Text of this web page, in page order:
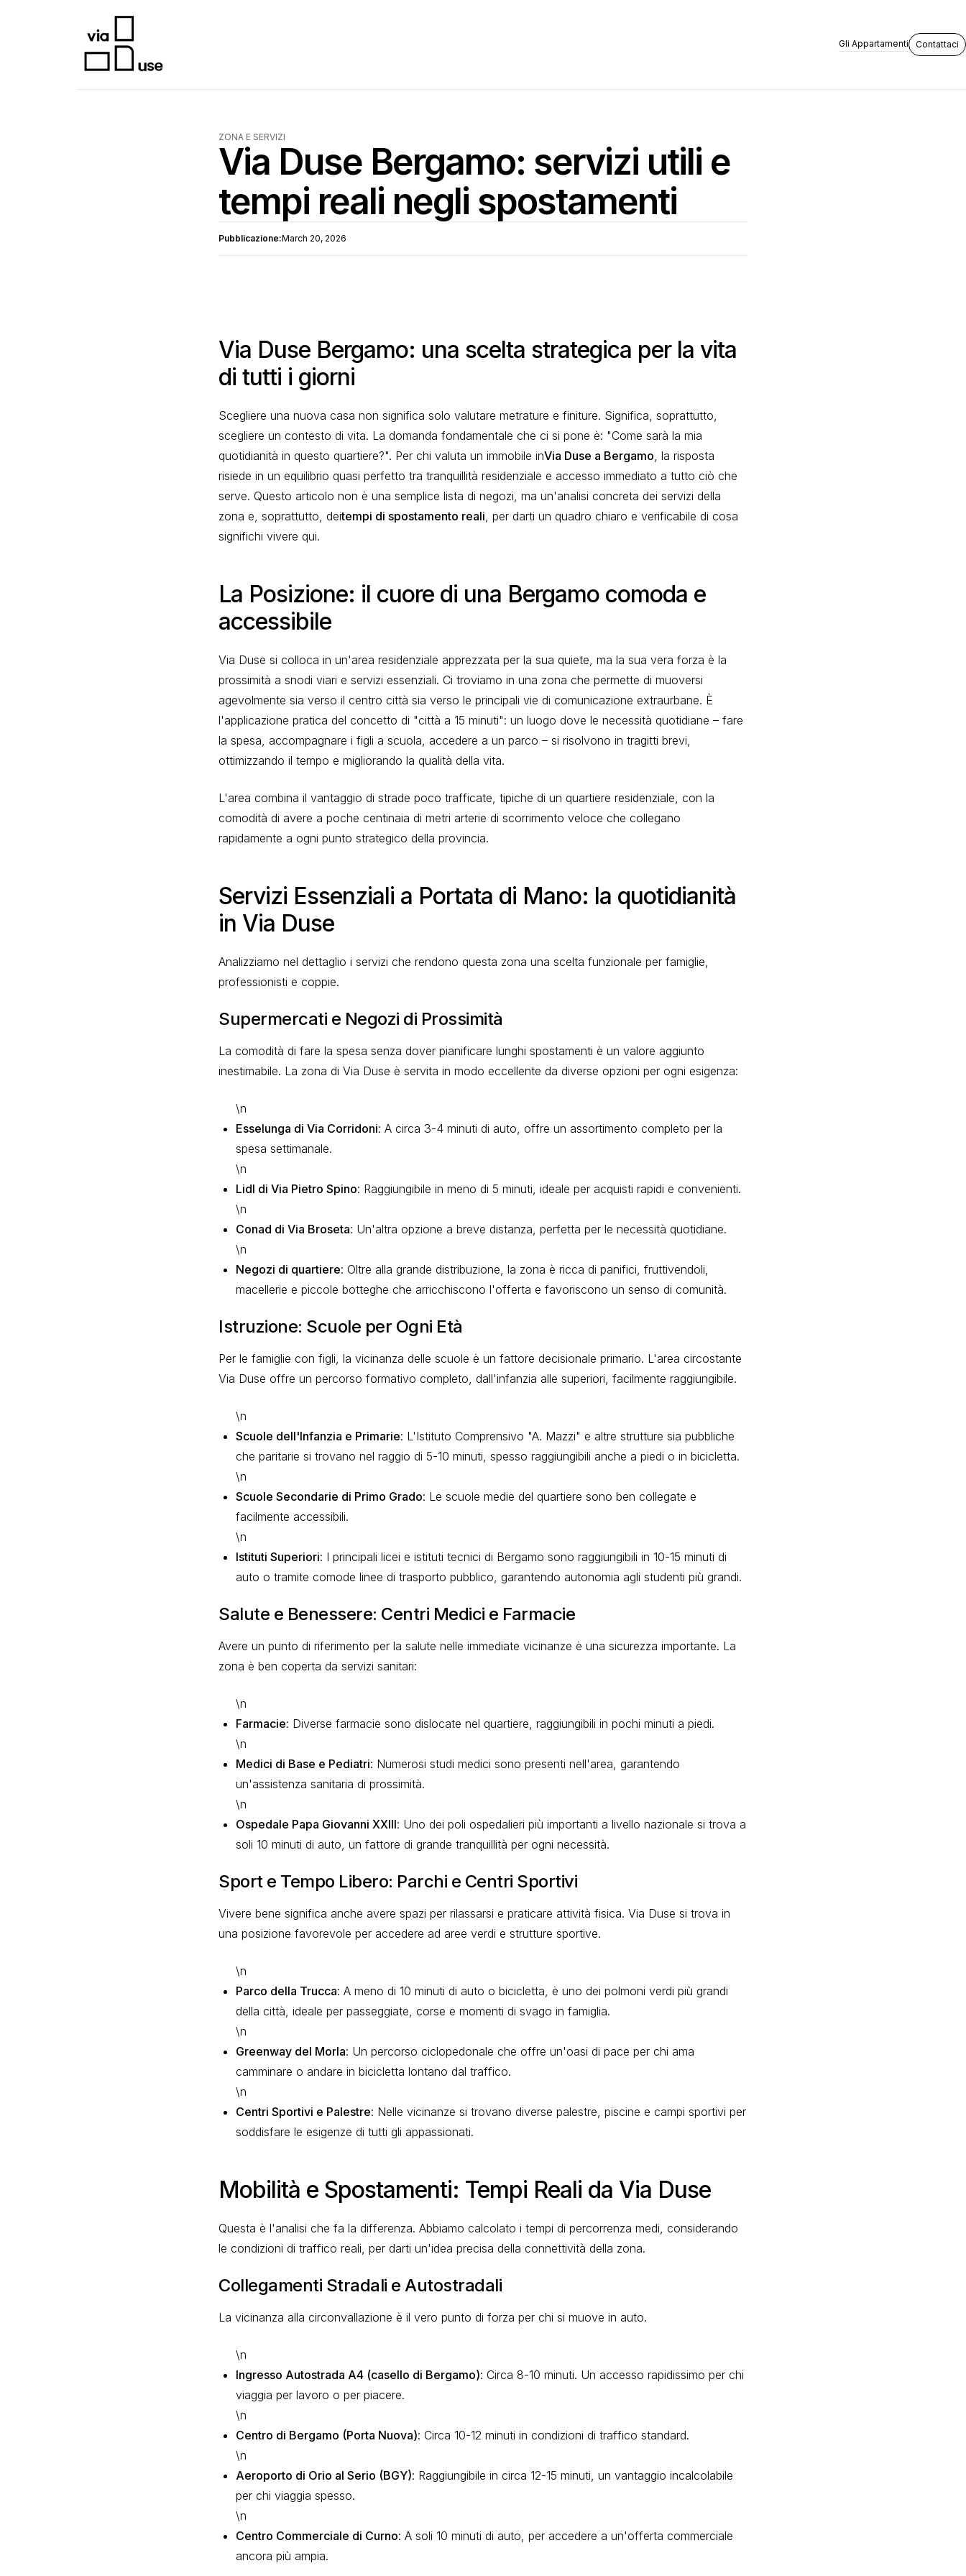
Gli Appartamenti Contattaci
ZONA E SERVIZI
Via Duse Bergamo: servizi utili e
tempi reali negli spostamenti
Pubblicazione:March 20, 2026
Via Duse Bergamo: una scelta strategica per la vita
di tutti i giorni
Scegliere una nuova casa non significa solo valutare metrature e finiture. Significa, soprattutto,
scegliere un contesto di vita. La domanda fondamentale che ci si pone è: "Come sarà la mia
quotidianità in questo quartiere?". Per chi valuta un immobile inVia Duse a Bergamo, la risposta
risiede in un equilibrio quasi perfetto tra tranquillità residenziale e accesso immediato a tutto ciò che
serve. Questo articolo non è una semplice lista di negozi, ma un'analisi concreta dei servizi della
zona e, soprattutto, deitempi di spostamento reali, per darti un quadro chiaro e verificabile di cosa
significhi vivere qui.
La Posizione: il cuore di una Bergamo comoda e
accessibile
Via Duse si colloca in un'area residenziale apprezzata per la sua quiete, ma la sua vera forza è la
prossimità a snodi viari e servizi essenziali. Ci troviamo in una zona che permette di muoversi
agevolmente sia verso il centro città sia verso le principali vie di comunicazione extraurbane. È
l'applicazione pratica del concetto di "città a 15 minuti": un luogo dove le necessità quotidiane – fare
la spesa, accompagnare i figli a scuola, accedere a un parco – si risolvono in tragitti brevi,
ottimizzando il tempo e migliorando la qualità della vita.
L'area combina il vantaggio di strade poco trafficate, tipiche di un quartiere residenziale, con la
comodità di avere a poche centinaia di metri arterie di scorrimento veloce che collegano
rapidamente a ogni punto strategico della provincia.
Servizi Essenziali a Portata di Mano: la quotidianità
in Via Duse
Analizziamo nel dettaglio i servizi che rendono questa zona una scelta funzionale per famiglie,
professionisti e coppie.
Supermercati e Negozi di Prossimità
La comodità di fare la spesa senza dover pianificare lunghi spostamenti è un valore aggiunto
inestimabile. La zona di Via Duse è servita in modo eccellente da diverse opzioni per ogni esigenza:
\n
Esselunga di Via Corridoni: A circa 3-4 minuti di auto, offre un assortimento completo per la
spesa settimanale.
\n
Lidl di Via Pietro Spino: Raggiungibile in meno di 5 minuti, ideale per acquisti rapidi e convenienti.
\n
Conad di Via Broseta: Un'altra opzione a breve distanza, perfetta per le necessità quotidiane.
\n
Negozi di quartiere: Oltre alla grande distribuzione, la zona è ricca di panifici, fruttivendoli,
macellerie e piccole botteghe che arricchiscono l'offerta e favoriscono un senso di comunità.
Istruzione: Scuole per Ogni Età
Per le famiglie con figli, la vicinanza delle scuole è un fattore decisionale primario. L'area circostante
Via Duse offre un percorso formativo completo, dall'infanzia alle superiori, facilmente raggiungibile.
\n
Scuole dell'Infanzia e Primarie: L'Istituto Comprensivo "A. Mazzi" e altre strutture sia pubbliche
che paritarie si trovano nel raggio di 5-10 minuti, spesso raggiungibili anche a piedi o in bicicletta.
\n
Scuole Secondarie di Primo Grado: Le scuole medie del quartiere sono ben collegate e
facilmente accessibili.
\n
Istituti Superiori: I principali licei e istituti tecnici di Bergamo sono raggiungibili in 10-15 minuti di
auto o tramite comode linee di trasporto pubblico, garantendo autonomia agli studenti più grandi.
Salute e Benessere: Centri Medici e Farmacie
Avere un punto di riferimento per la salute nelle immediate vicinanze è una sicurezza importante. La
zona è ben coperta da servizi sanitari:
\n
Farmacie: Diverse farmacie sono dislocate nel quartiere, raggiungibili in pochi minuti a piedi.
\n
Medici di Base e Pediatri: Numerosi studi medici sono presenti nell'area, garantendo
un'assistenza sanitaria di prossimità.
\n
Ospedale Papa Giovanni XXIII: Uno dei poli ospedalieri più importanti a livello nazionale si trova a
soli 10 minuti di auto, un fattore di grande tranquillità per ogni necessità.
Sport e Tempo Libero: Parchi e Centri Sportivi
Vivere bene significa anche avere spazi per rilassarsi e praticare attività fisica. Via Duse si trova in
una posizione favorevole per accedere ad aree verdi e strutture sportive.
\n
Parco della Trucca: A meno di 10 minuti di auto o bicicletta, è uno dei polmoni verdi più grandi
della città, ideale per passeggiate, corse e momenti di svago in famiglia.
\n
Greenway del Morla: Un percorso ciclopedonale che offre un'oasi di pace per chi ama
camminare o andare in bicicletta lontano dal traffico.
\n
Centri Sportivi e Palestre: Nelle vicinanze si trovano diverse palestre, piscine e campi sportivi per
soddisfare le esigenze di tutti gli appassionati.
Mobilità e Spostamenti: Tempi Reali da Via Duse
Questa è l'analisi che fa la differenza. Abbiamo calcolato i tempi di percorrenza medi, considerando
le condizioni di traffico reali, per darti un'idea precisa della connettività della zona.
Collegamenti Stradali e Autostradali
La vicinanza alla circonvallazione è il vero punto di forza per chi si muove in auto.
\n
Ingresso Autostrada A4 (casello di Bergamo): Circa 8-10 minuti. Un accesso rapidissimo per chi
viaggia per lavoro o per piacere.
\n
Centro di Bergamo (Porta Nuova): Circa 10-12 minuti in condizioni di traffico standard.
\n
Aeroporto di Orio al Serio (BGY): Raggiungibile in circa 12-15 minuti, un vantaggio incalcolabile
per chi viaggia spesso.
\n
Centro Commerciale di Curno: A soli 10 minuti di auto, per accedere a un'offerta commerciale
ancora più ampia.